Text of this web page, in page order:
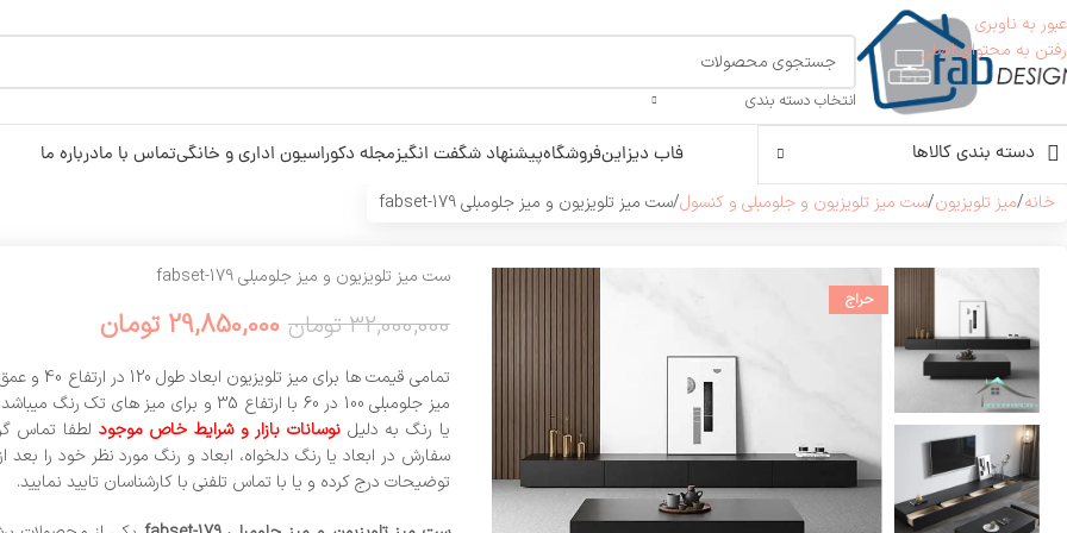
عبور به ناوبری
رفتن به محتوای اصلی
انتخاب دسته بندی
دسته بندی کالاها فاب دیزاینفروشگاهپیشنهاد شگفت انگیزمجله دکوراسیون اداری و خانگیتماس با مادرباره ما
خانه میز تلویزیون ست میز تلویزیون و جلومبلی و کنسول ست میز تلویزیون و میز جلومبلی fabset-179
حراج
ست میز تلویزیون و میز جلومبلی fabset-179
32,000,000 تومان 29,850,000 تومان
میز جلومبلی 100 در 60 با ارتفاع 35 و برای میز های
یا رنگ به دلیل نوسانات بازار و شرایط خاص موجود لطفا تماس
سفارش در ابعاد یا رنگ دلخواه، ابعاد و رنگ مورد نظر خود را بعد
توضیحات درج کرده و یا با تماس تلفنی با کارشناسان تایید نمایید.